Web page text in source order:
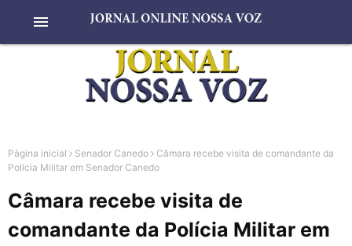
menu
Página inicial Senador Canedo
Câmara recebe visita de comandante da
Polícia Militar em Senador Canedo
Câmara recebe visita de
comandante da Polícia Militar em